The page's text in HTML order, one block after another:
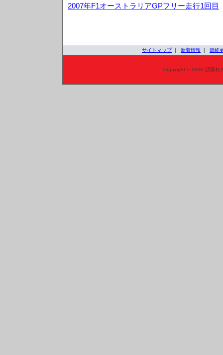
2007年F1オーストラリアGPフリー走行1回目
サイトマップ| 新着情報 | 最終
Copyright © 2006 頑張れ